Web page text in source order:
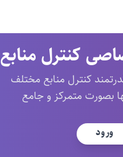
کنترل منابع
کنترل منابع مختلف
بصورت متمرکز و جامع
ورود